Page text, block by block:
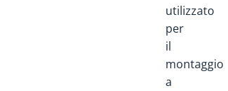
utilizzato
per
il
montaggio
a